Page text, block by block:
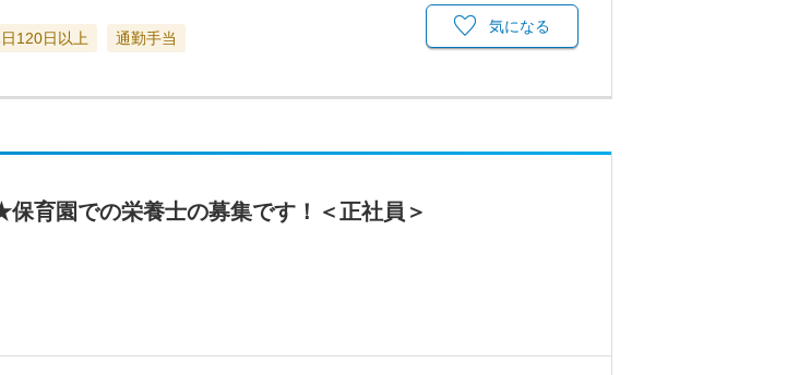
120日以上 通勤手当
気になる
育園での栄養士の募集です！＜正社員＞